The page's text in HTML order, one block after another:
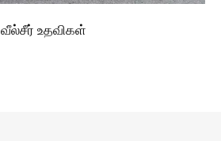
வீல்சீர் உதவிகள்